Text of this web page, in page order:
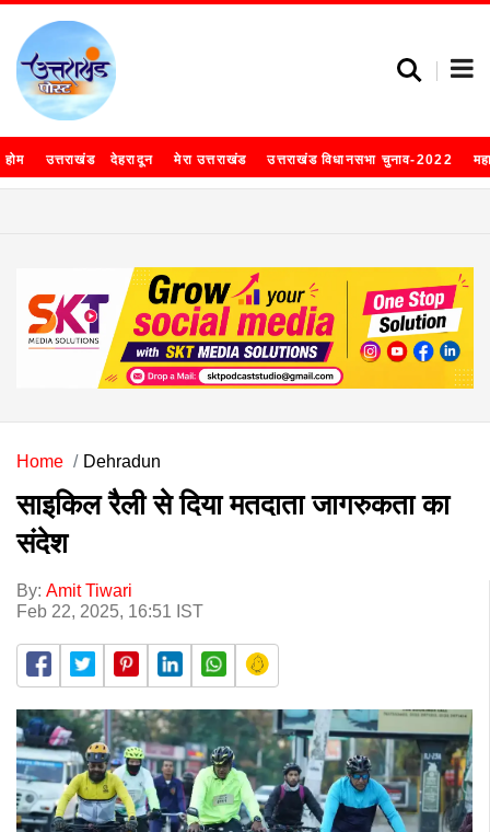
होम उत्तराखंड देहरादून मेरा उत्तराखंड उत्तराखंड विधानसभा चुनाव-2022
Home Dehradun
साइकिल रैली से दिया मतदाता जागरुकता का
संदेश
By: Amit Tiwari
Feb 22, 2025, 16:51 IST